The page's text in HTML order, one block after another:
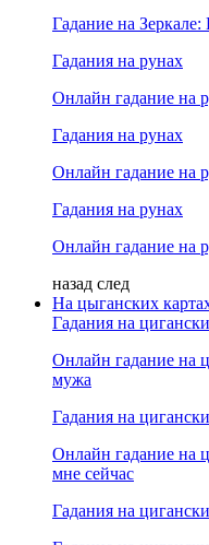
Гадание на
Гадания на рунах
Онлайн гадание на
Гадания на рунах
Онлайн гадание на
Гадания на рунах
Онлайн гадание на
назад след
На цыганских
Гадания на
Онлайн гадание на
мужа
Гадания на
Онлайн гадание на
мне сейчас
Гадания на